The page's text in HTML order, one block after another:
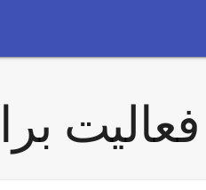
فعالیت